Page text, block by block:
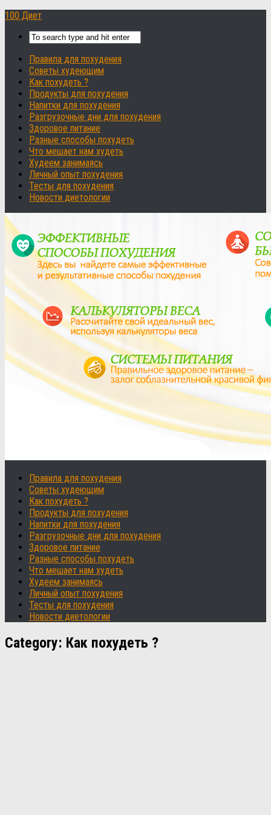
100 Диет
Правила для похудения
Советы худеющим
Как похудеть ?
Продукты для похудения
Напитки для похудения
Разгрузочные дни для похудения
Здоровое питание
Разные способы похудеть
Что мешает нам худеть
Худеем занимаясь
Личный опыт похудения
Тесты для похудения
Новости диетологии
Правила для похудения
Советы худеющим
Как похудеть ?
Продукты для похудения
Напитки для похудения
Разгрузочные дни для похудения
Здоровое питание
Разные способы похудеть
Что мешает нам худеть
Худеем занимаясь
Личный опыт похудения
Тесты для похудения
Новости диетологии
Category: Как похудеть ?